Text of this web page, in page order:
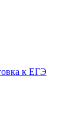
к ЕГЭ